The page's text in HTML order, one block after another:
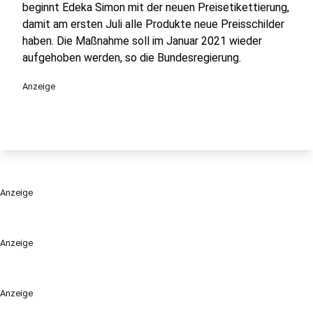
Anzeige
Anzeige
beginnt Edeka Simon mit der neuen Preisetikettierung,
damit am ersten Juli alle Produkte neue Preisschilder
haben. Die Maßnahme soll im Januar 2021 wieder
aufgehoben werden, so die Bundesregierung.
Anzeige
Anzeige